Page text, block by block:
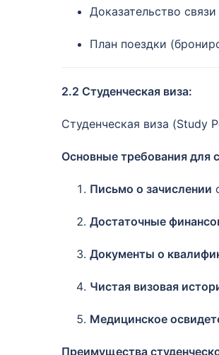
Доказательство
План поездки
2.2 Студенческая виза:
Студенческая виза (Study
Основные требования для
Письмо о зачислении
Достаточные
Документы о
Чистая визовая
Медицинское
Преимущества